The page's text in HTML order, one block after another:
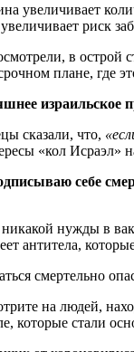
увеличивает
риск
в острой
плане, где
сказали, что,
«кол Исраэл»
себе
нужды в
антитела,
смертельно
на людей,
которые стали